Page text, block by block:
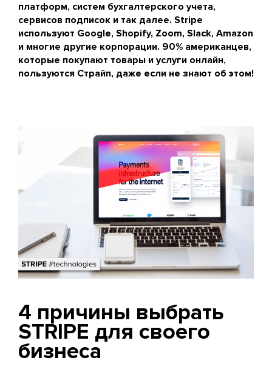
платформ, систем бухгалтерского учета,
сервисов подписок и так далее. Stripe
используют Google, Shopify, Zoom, Slack, Amazon
и многие другие корпорации. 90% американцев,
которые покупают товары и услуги онлайн,
пользуются Страйп, даже если не знают об этом!
4 причины выбрать
STRIPE для своего
бизнеса